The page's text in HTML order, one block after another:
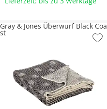
Gray & Jones Überwurf Black Coa
st